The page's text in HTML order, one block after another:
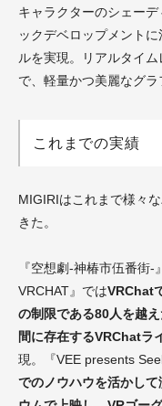
キャラクターのシェー
ックデベロップメント
ルを実現。リアルタイ
で、軽量かつ美麗なグラ
これまでの実績
MIGIRIはこれまで様々
きた。
『空想劇-神椿市伍番街
VRCHAT』ではVRChat
の制限である80人を越
間に存在するVRChatラ
現。『VEE presents
でのノウハウを活かし